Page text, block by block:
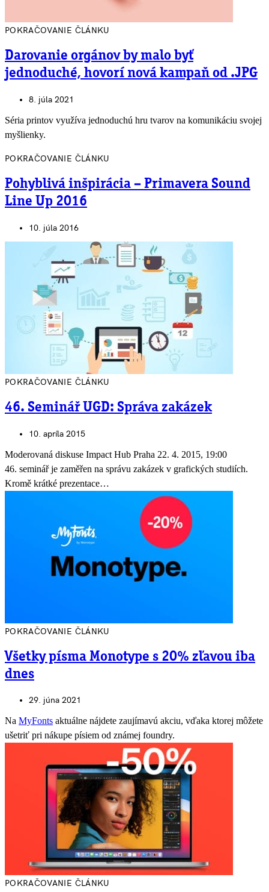
POKRAČOVANIE ČLÁNKU
Darovanie orgánov by malo byť
jednoduché, hovorí nová kampaň od .JPG
8. júla 2021
Séria printov využíva jednoduchú hru tvarov na komunikáciu svojej
myšlienky.
POKRAČOVANIE ČLÁNKU
Pohyblivá inšpirácia – Primavera Sound
Line Up 2016
10. júla 2016
POKRAČOVANIE ČLÁNKU
46. Seminář UGD: Správa zakázek
10. apríla 2015
Moderovaná diskuse Impact Hub Praha 22. 4. 2015, 19:00
46. seminář je zaměřen na správu zakázek v grafických studiích.
Kromě krátké prezentace…
POKRAČOVANIE ČLÁNKU
Všetky písma Monotype s 20% zľavou iba
dnes
29. júna 2021
Na MyFonts aktuálne nájdete zaujímavú akciu, vďaka ktorej môžete
ušetriť pri nákupe písiem od známej foundry.
POKRAČOVANIE ČLÁNKU